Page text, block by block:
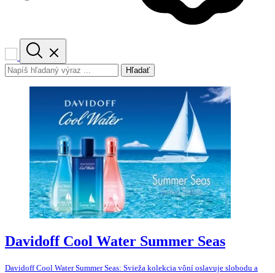
Hľadať
Davidoff Cool Water Summer Seas
Davidoff Cool Water Summer Seas: Svieža kolekcia vôní oslavuje slobodu a